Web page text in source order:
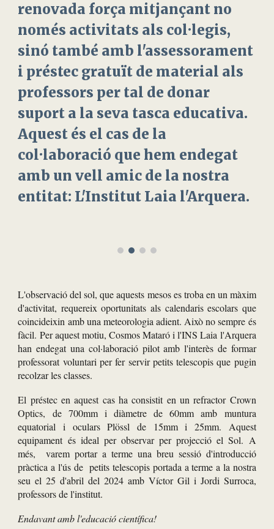
renovada força mitjançant no
només activitats als col·legis,
sinó també amb l'assessorament
i préstec gratuït de material als
professors per tal de donar
suport a la seva tasca educativa.
Aquest és el cas de la
col·laboració que hem endegat
amb un vell amic de la nostra
entitat: L'Institut Laia l'Arquera.
L'observació del sol, que aquests mesos es troba en un màxim
d'activitat, requereix oportunitats als calendaris escolars que
coincideixin amb una meteorologia adient. Això no sempre és
fàcil. Per aquest motiu, Cosmos Mataró i l'INS Laia l'Arquera
han endegat una col·laboració pilot amb l'interès de formar
professorat voluntari per fer servir petits telescopis que pugin
recolzar les classes.
El préstec en aquest cas ha consistit en un refractor Crown
Optics, de 700mm i diàmetre de 60mm amb muntura
equatorial i oculars Plössl de 15mm i 25mm. Aquest
equipament és ideal per observar per projecció el Sol. A
més, varem portar a terme una breu sessió d'introducció
pràctica a l'ús de petits telescopis portada a terme a la nostra
seu el 25 d'abril del 2024 amb Víctor Gil i Jordi Surroca,
professors de l'institut.
Endavant amb l'educació científica!